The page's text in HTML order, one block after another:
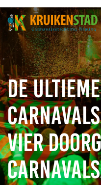
De ultieme
vier